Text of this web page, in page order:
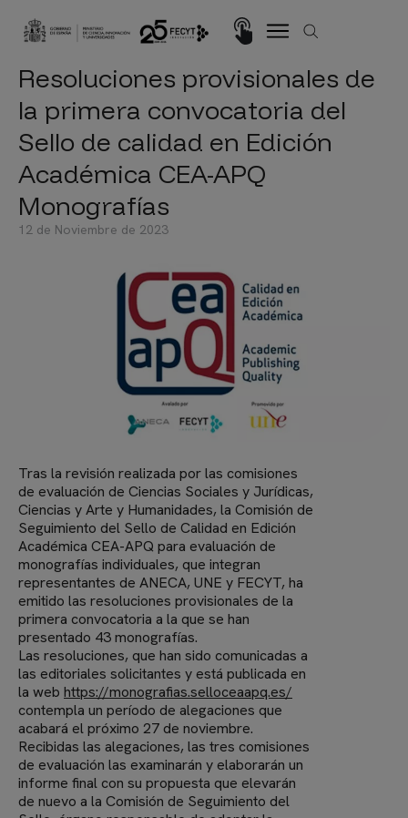
Imagen
12 de Noviembre de 2023
Resoluciones provisionales de
la primera convocatoria del
Sello de calidad en Edición
Académica CEA-APQ
Monografías
Tras la revisión realizada por las comisiones
de evaluación de Ciencias Sociales y Jurídicas,
Ciencias y Arte y Humanidades, la Comisión de
Seguimiento del Sello de Calidad en Edición
Académica CEA-APQ para evaluación de
monografías individuales, que integran
representantes de ANECA, UNE y FECYT, ha
emitido las resoluciones provisionales de la
primera convocatoria a la que se han
presentado 43 monografías.
Las resoluciones, que han sido comunicadas a
las editoriales solicitantes y está publicada en
la web https://monografias.selloceaapq.es/
contempla un período de alegaciones que
acabará el próximo 27 de noviembre.
Recibidas las alegaciones, las tres comisiones
de evaluación las examinarán y elaborarán un
informe final con su propuesta que elevarán
de nuevo a la Comisión de Seguimiento del